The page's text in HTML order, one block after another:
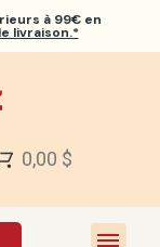
à 99€ en
livraison.*
0,00 $